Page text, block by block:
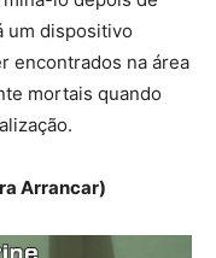
um dispositivo
encontrados na área
mortais quando
Arrancar)